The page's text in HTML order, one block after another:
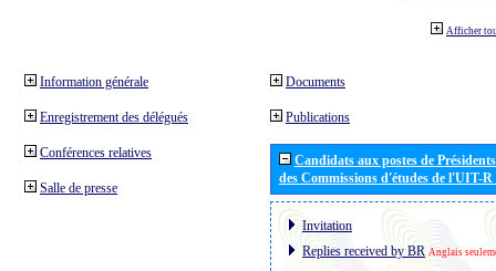
Afficher
Information générale
Enregistrement des délégués
Conférences relatives
Salle de presse
Documents
Publications
Candidats aux postes de
des Commissions d'études de l'UIT-
Invitation
Replies received by BR Anglais